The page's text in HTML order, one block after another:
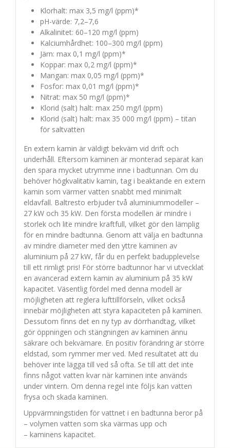
Klorhalt: max 3,5 mg/l (ppm)*
pH-värde: 7,2–7,6
Alkalinitet: 60–120 mg/l (ppm)
Kalciumhårdhet: 100–300 mg/l (ppm)
Järn: max 0,1 mg/l (ppm)*
Koppar: max 0,2 mg/l (ppm)*
Mangan: max 0,05 mg/l (ppm)*
Fosfor: max 0,01 mg/l (ppm)*
Nitrat: max 50 mg/l (ppm)*
Klorid (salt) halt: max 250 mg/l (ppm)
Klorid (salt) halt: max 35 000 mg/l (ppm) – titan
för saltvatten
En extern kamin är väldigt bekväm vid drift och
underhåll. Eftersom kaminen är monterad separat kan
den spara mycket utrymme inne i badtunnan. Om du
behöver högkvalitativ kamin, tag i beaktande en extern
kamin som värmer vatten snabbt med minimalt
eldavfall. Baltresto erbjuder två aluminiummodeller –
27 kW och 35 kW. Den första modellen är mindre i
storlek och lite mindre kraftfull, vilket gör den lämplig
för en mindre badtunna. Genom att välja en badtunna
av mindre diameter med den yttre kaminen av
aluminium på 27 kW, får du en perfekt badupplevelse
till ett rimligt pris! För större badtunnor har vi utvecklat
en avancerad extern kamin av aluminium på 35 kW
kapacitet. Väsentlig fördel med denna modell är
möjligheten att reglera lufttillförseln, vilket också
innebär möjligheten att styra kapaciteten på kaminen.
Dessutom finns det en ny typ av dörrhandtag, vilket
gör öppningen och stängningen av kaminen ännu
säkrare och bekvämare. En positiv förändring är större
eldstad, som rymmer mer ved. Med resultatet att du
behöver inte lägga till ved så ofta. Se till att det inte
finns något vatten kvar när kaminen inte används
under vintern. Om denna regel inte följs kan vatten
frysa och skada kaminen.
Uppvärmningstiden för vattnet i en badtunna beror på
– volymen vatten som ska värmas upp och
– kaminens kapacitet.